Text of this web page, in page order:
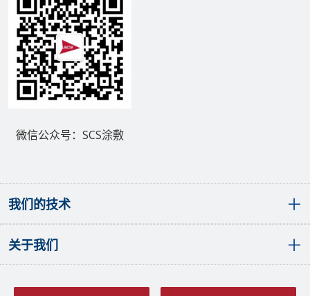
微信公众号：SCS涂敷
我们的技术
敷形涂层概览
聚对二甲苯（派瑞林）敷形涂层
关于我们